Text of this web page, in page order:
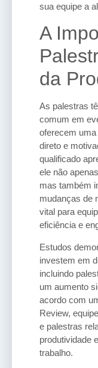
sua equipe a
A
da
As palestras
comum em
oferecem uma
direto e
qualificado
ele não
mas também
mudanças de
vital para
eficiência e
Estudos
investem em
incluindo
um aumento
acordo com
Review,
e palestras
produtividade
trabalho.